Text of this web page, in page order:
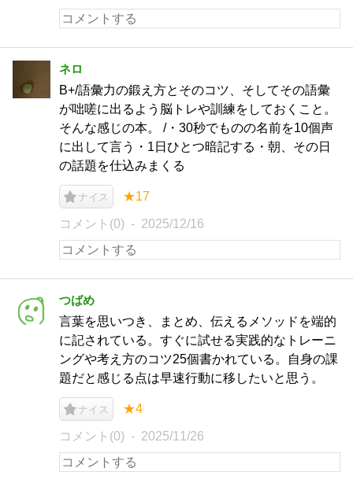
ネロ
B+/語彙力の鍛え方とそのコツ、そしてその語彙
が咄嗟に出るよう脳トレや訓練をしておくこと。
そんな感じの本。 /・30秒でものの名前を10個声
に出して言う・1日ひとつ暗記する・朝、その日
の話題を仕込みまくる
ナイス ★17
コメント(0) 2025/12/16
つばめ
言葉を思いつき、まとめ、伝えるメソッドを端的
に記されている。すぐに試せる実践的なトレーニ
ングや考え方のコツ25個書かれている。自身の課
題だと感じる点は早速行動に移したいと思う。
ナイス ★4
コメント(0) 2025/11/26